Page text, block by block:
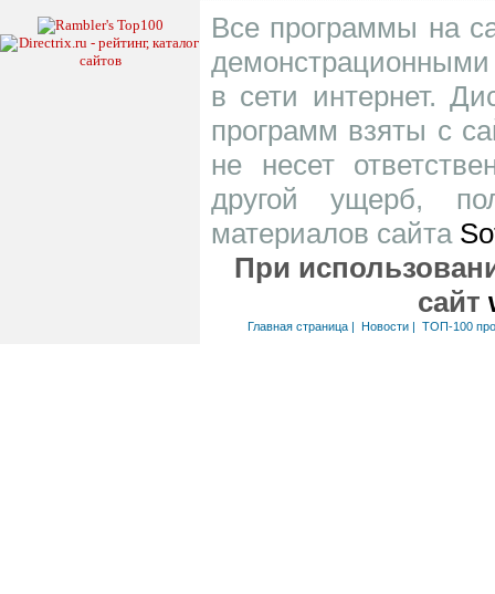
Все программы на
в сети интернет.
программ взяты с
не несет
другой ущерб,
материалов сайта
При
сайт
Главная страница| Новости| ТОП-100